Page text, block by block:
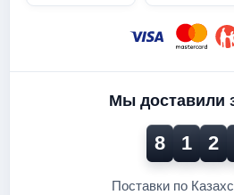
Мы доставили
8 1 2
Поставки по